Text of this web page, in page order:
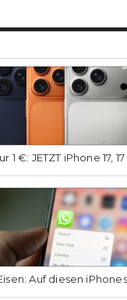
1 €: JETZT iPhone 17,
Auf diesen